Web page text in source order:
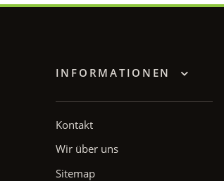
INFORMATIONEN
Kontakt
Wir über uns
Sitemap